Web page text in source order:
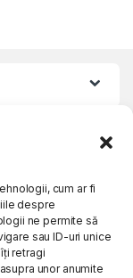
cum ar fi
despre
ne permite să
sau ID-uri unice
retragi
unor anumite